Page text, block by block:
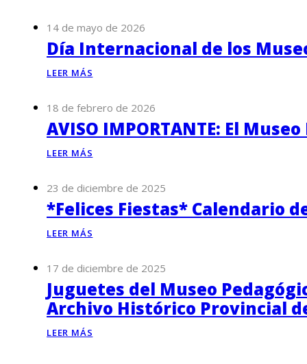
14 de mayo de 2026
Día Internacional de los
LEER MÁS
18 de febrero de 2026
AVISO IMPORTANTE: El
LEER MÁS
23 de diciembre de 2025
*Felices Fiestas* Calendario
LEER MÁS
17 de diciembre de 2025
Juguetes del Museo
Archivo Histórico Provincial
LEER MÁS